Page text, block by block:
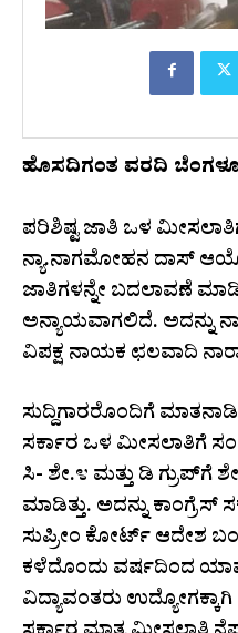
ಹೊಸದಿಗಂತ ವರದಿ
ಪರಿಶಿಷ್ಟ ಜಾತಿ ಒಳ
ನ್ಯಾ.ನಾಗಮೋಹನ ದಾಸ್
ಜಾತಿಗಳನ್ನೇ ಬದಲಾವಣೆ
ಅನ್ಯಾಯವಾಗಲಿದೆ. ಅದನ್ನು
ವಿಪಕ್ಷ ನಾಯಕ ಛಲವಾದಿ
ಸುದ್ದಿಗಾರರೊಂದಿಗೆ
ಸರ್ಕಾರ ಒಳ ಮೀಸಲಾತಿಗೆ
ಸಿ- ಶೇ.೪ ಮತ್ತು ಡಿ ಗ್ರುಪ್‌ಗೆ
ಮಾಡಿತ್ತು. ಅದನ್ನು ಕಾಂಗ್ರೆಸ್
ಸುಪ್ರೀಂ ಕೋರ್ಟ್ ಆದೇಶ
ಕಳೆದೊಂದು ವರ್ಷದಿಂದ
ವಿದ್ಯಾವಂತರು ಉದ್ಯೋಗಕ್ಕಾಗಿ